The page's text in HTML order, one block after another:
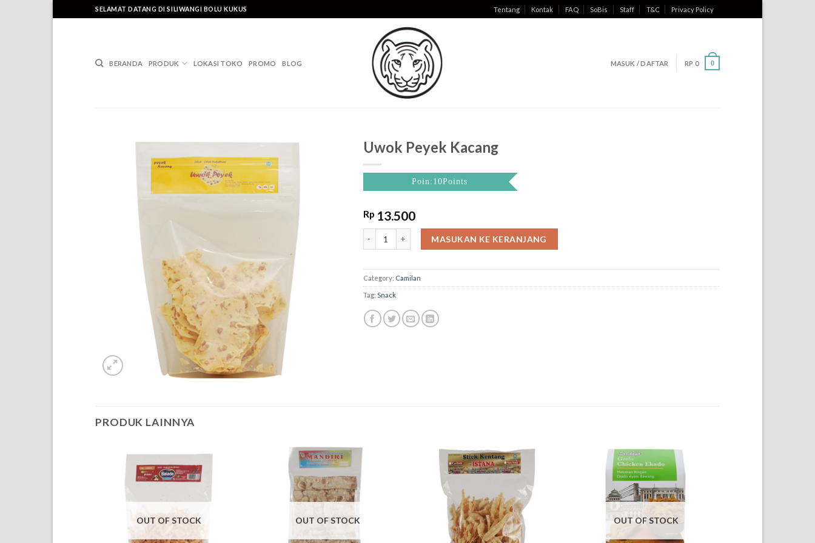
to
SELAMAT DATANG DI SILIWANGI BOLU KUKUS Tentang Kontak FAQ SoBis Staff T&C Privacy Policy
BERANDA PRODUK LOKASI TOKO PROMO BLOG MASUK / DAFTAR RP 0 0
Uwok Peyek Kacang
Poin:10Points
Rp 13.500
MASUKAN KE KERANJANG
Category: Camilan
Tag: Snack
PRODUK LAINNYA
OUT OF STOCK OUT OF STOCK OUT OF STOCK